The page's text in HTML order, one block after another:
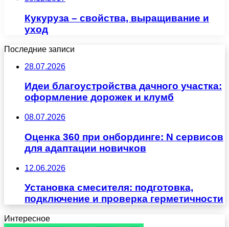
Кукуруза – свойства, выращивание и
уход
Последние записи
28.07.2026
Идеи благоустройства дачного участка:
оформление дорожек и клумб
08.07.2026
Оценка 360 при онбординге: N сервисов
для адаптации новичков
12.06.2026
Установка смесителя: подготовка,
подключение и проверка герметичности
Интересное